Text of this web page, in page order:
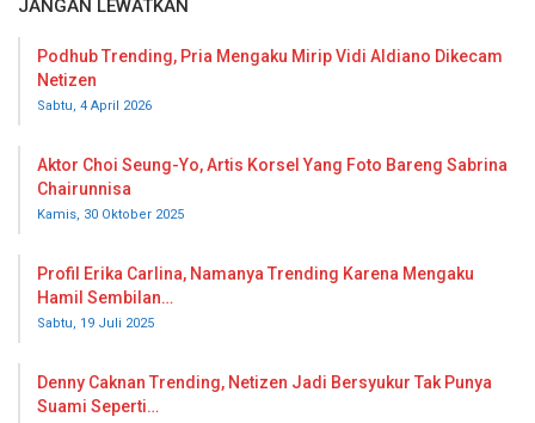
JANGAN LEWATKAN
Podhub Trending, Pria Mengaku Mirip Vidi Aldiano Dikecam
Netizen
Sabtu, 4 April 2026
Aktor Choi Seung-Yo, Artis Korsel Yang Foto Bareng Sabrina
Chairunnisa
Kamis, 30 Oktober 2025
Profil Erika Carlina, Namanya Trending Karena Mengaku
Hamil Sembilan…
Sabtu, 19 Juli 2025
Denny Caknan Trending, Netizen Jadi Bersyukur Tak Punya
Suami Seperti…